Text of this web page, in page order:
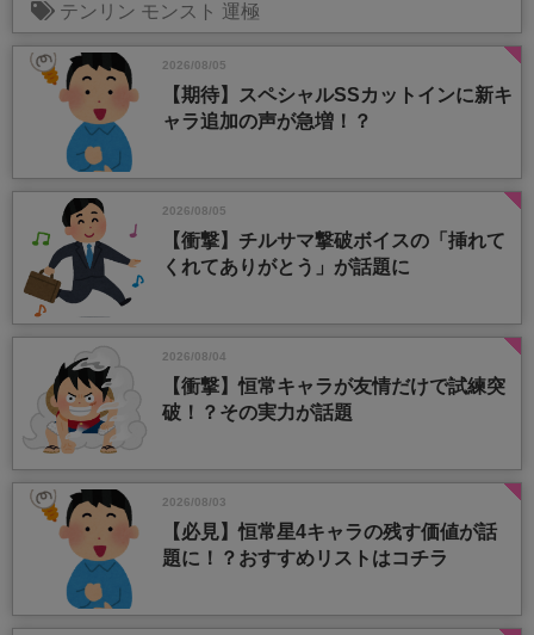
テンリン モンスト 運極
2026/08/05
【期待】スペシャルSSカットインに新キ
ャラ追加の声が急増！？
2026/08/05
【衝撃】チルサマ撃破ボイスの「挿れて
くれてありがとう」が話題に
2026/08/04
【衝撃】恒常キャラが友情だけで試練突
破！？その実力が話題
2026/08/03
【必見】恒常星4キャラの残す価値が話
題に！？おすすめリストはコチラ